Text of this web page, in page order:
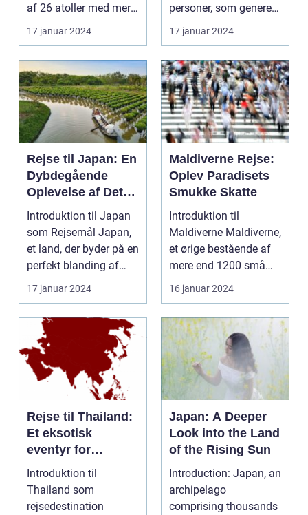
af 26 atoller med mere
end 1.000 øer, ...
17 januar 2024
personer, som generelt
er interessered...
17 januar 2024
Rejse til Japan: En
Dybdegående
Oplevelse af Det
Fascinerende Øst
Introduktion til Japan
som Rejsemål Japan,
et land, der byder på en
perfekt blanding af
moderne tek...
17 januar 2024
Maldiverne Rejse:
Oplev Paradisets
Smukke Skatte
Introduktion til
Maldiverne Maldiverne,
et ørige bestående af
mere end 1200 små
øer i Det Indiske O...
16 januar 2024
Rejse til Thailand:
Et eksotisk
eventyr for
rejsende og
eventyrlystne
Introduktion til
Thailand som
rejsedestination
Japan: A Deeper
Look into the Land
of the Rising Sun
Introduction: Japan, an
archipelago
comprising thousands